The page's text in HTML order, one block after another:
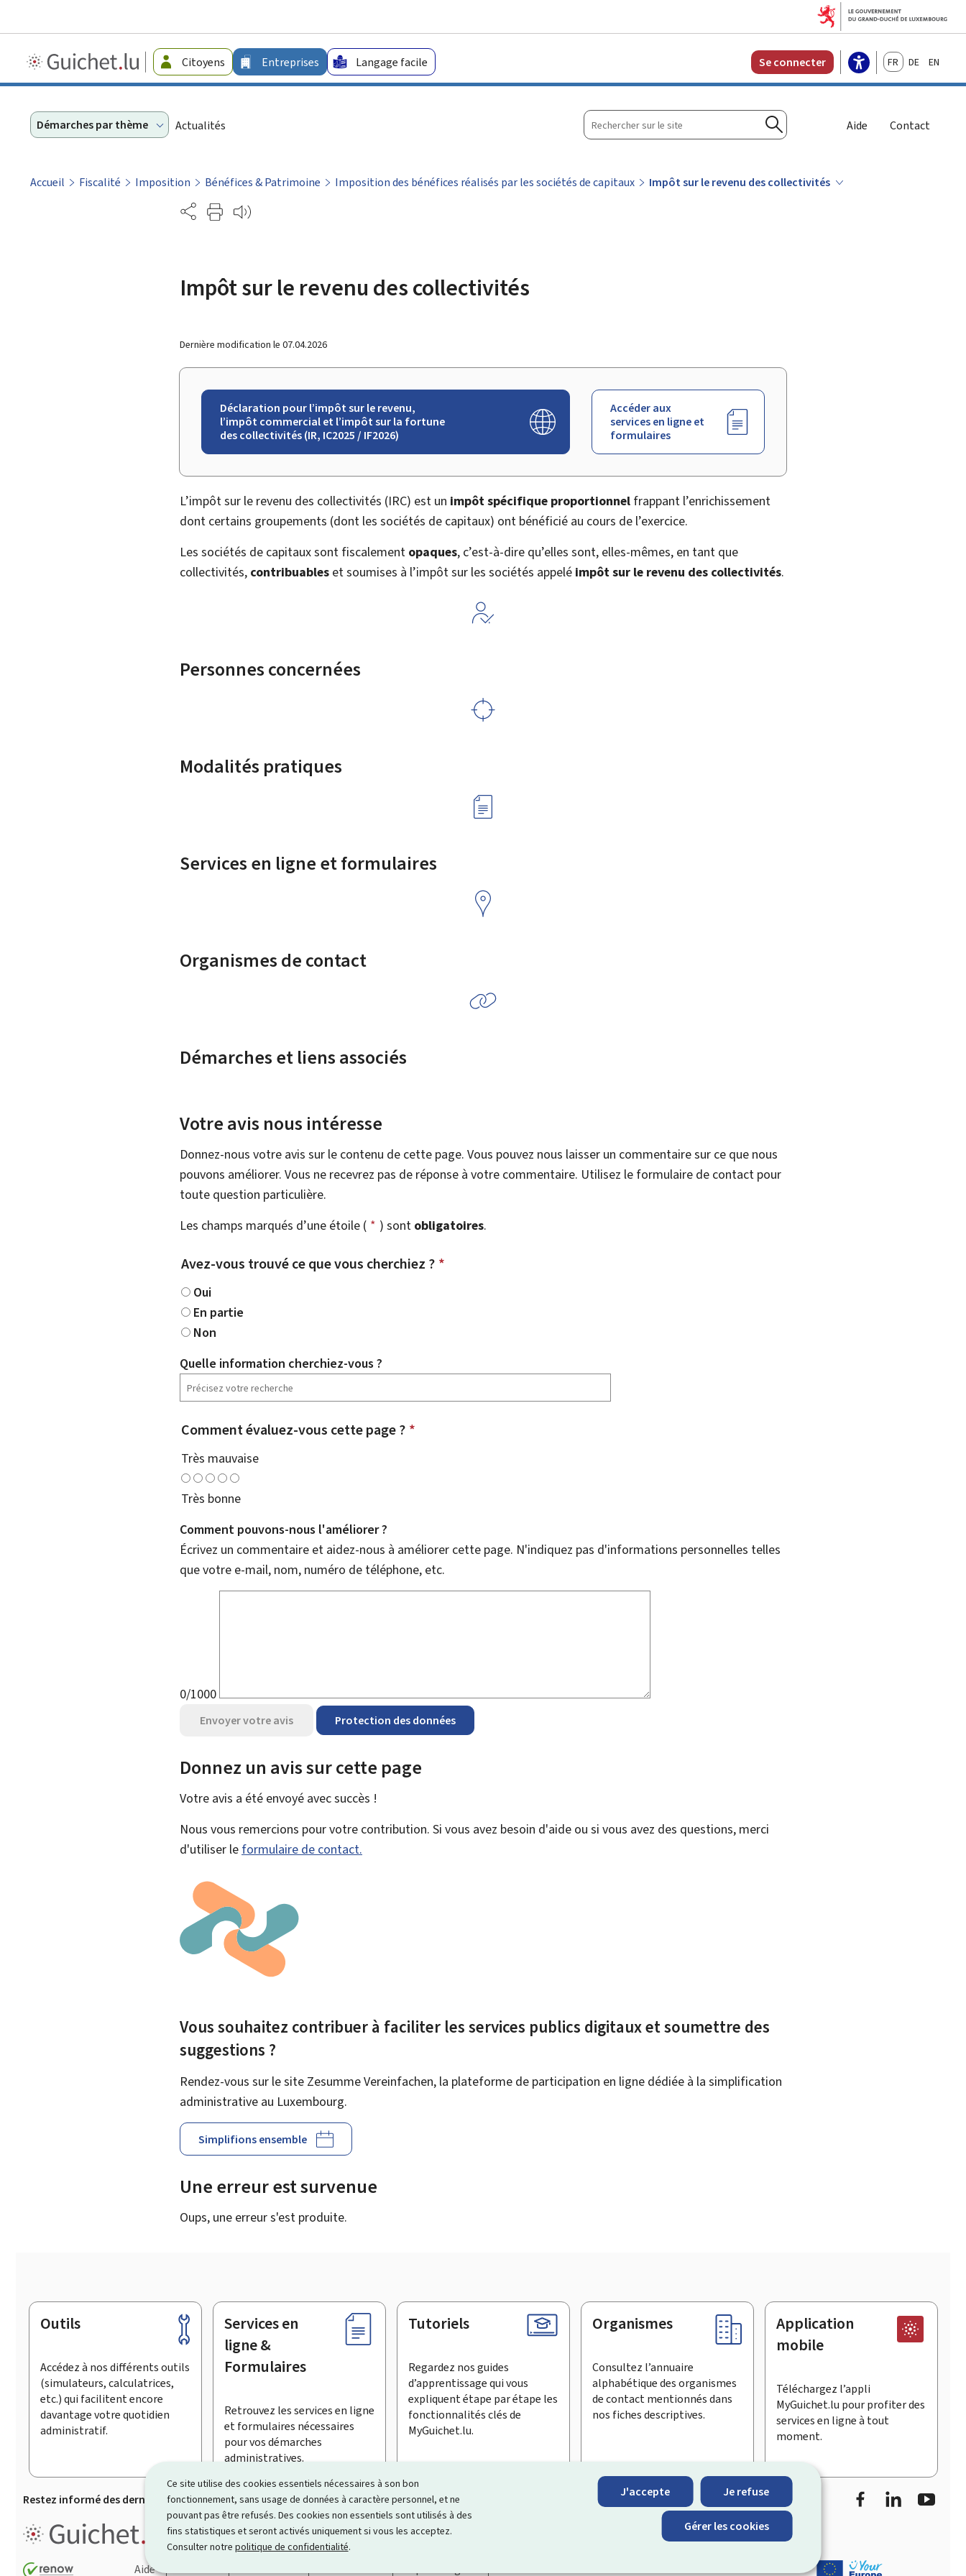
Ce site utilise des cookies essentiels nécessaires à son bon
fonctionnement, sans usage de données à caractère personnel, et ne
pouvant pas être refusés. Des cookies non essentiels sont utilisés à des
fins statistiques et seront activés uniquement si vous les acceptez.
Consulter notre politique de confidentialité.
J'accepte Je refuse
Gérer les cookies
Guichet.lu
-
Citoyens Entreprises Langage facile Se connecter FrançaisDeutschEnglish
Démarches par thème Actualités
Rechercher
sur
site
Rechercher
Aide Contact
Accueil Fiscalité Imposition Bénéfices & Patrimoine Imposition des bénéfices réalisés par les sociétés de capitaux
Impôt sur le revenu des collectivités
Partage
Impôt sur le revenu des collectivités
Dernière modification le 07.04.2026
Déclaration pour l’impôt sur le revenu,
l’impôt commercial et l’impôt sur la fortune
des collectivités (IR, IC2025 / IF2026)
Accéder aux
services en ligne et
formulaires
L’impôt sur le revenu des collectivités (IRC) est un impôt spécifique proportionnel frappant l’enrichissement
dont certains groupements (dont les sociétés de capitaux) ont bénéficié au cours de l’exercice.
Les sociétés de capitaux sont fiscalement opaques, c’est-à-dire qu’elles sont, elles-mêmes, en tant que
collectivités, contribuables et soumises à l’impôt sur les sociétés appelé impôt sur le revenu des collectivités.
Personnes concernées
Modalités pratiques
Services en ligne et formulaires
Organismes de contact
Démarches et liens associés
Votre avis nous intéresse
Donnez-nous votre avis sur le contenu de cette page. Vous pouvez nous laisser un commentaire sur ce que nous
pouvons améliorer. Vous ne recevrez pas de réponse à votre commentaire. Utilisez le formulaire de contact pour
toute question particulière.
Les champs marqués d’une étoile ( * ) sont obligatoires.
Avez-vous trouvé ce que vous cherchiez ? *
Oui
En partie
Non
Quelle information cherchiez-vous ?
Comment évaluez-vous cette page ? *
Très mauvaise
Très bonne
Comment pouvons-nous l'améliorer ?
Écrivez un commentaire et aidez-nous à améliorer cette page. N'indiquez pas d'informations personnelles telles
que votre e-mail, nom, numéro de téléphone, etc.
0/1000
Envoyer votre avis Protection des données
Donnez un avis sur cette page
Votre avis a été envoyé avecsuccès !
Nous vous remercions pour votre contribution. Si vous avez besoin d'aide ou si vous avez des questions, merci
d'utiliser le formulaire de contact.
Vous souhaitez contribuer à faciliter les services publics digitaux et soumettre des
suggestions ?
Rendez-vous sur le site Zesumme Vereinfachen, la plateforme de participation en ligne dédiée à la simplification
administrative au Luxembourg.
Simplifions ensemble
Une erreur est survenue
Oups, une erreur s'est produite.
Pied
page
Outils
Accédez à nos différents outils
(simulateurs, calculatrices,
etc.) qui facilitent encore
davantage votre quotidien
administratif.
Services en
ligne &
Formulaires
Retrouvez les services en ligne
et formulaires nécessaires
pour vos démarches
administratives.
Tutoriels
Regardez nos guides
d’apprentissage qui vous
expliquent étape par étape les
fonctionnalités clés de
MyGuichet.lu.
Organismes
Consultez l’annuaire
alphabétique des organismes
de contact mentionnés dans
nos fiches descriptives.
Application
mobile
Téléchargez l’appli
MyGuichet.lu pour profiter des
services en ligne à tout
moment.
Restez informé des dernières actualités de Guichet.lu S’inscrire à la newsletter
FacebookLinkedIn
Guichet.lu est un ensemble de pages Internet qui vous aide à
informe sur les
démarches administratives.
Aide
Contact Plan du site Accessibilité Aspects légaux Gestion des cookies